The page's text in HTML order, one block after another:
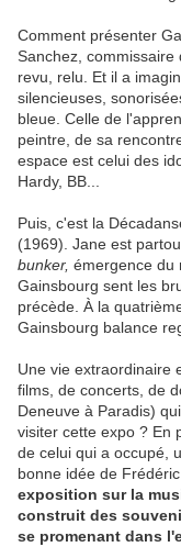
Comment présenter
Sanchez, commissaire
revu, relu. Et il a
silencieuses,
bleue. Celle de
peintre, de sa
espace est celui des
Hardy, BB...
Puis, c'est la
(1969). Jane est
bunker, émergence du
Gainsbourg sent les
précède. À la
Gainsbourg balance
Une vie extraordinaire
films, de concerts, de
Deneuve à Paradis)
visiter cette expo ? En
de celui qui a occupé,
bonne idée de
exposition sur la
construit des
se promenant dans